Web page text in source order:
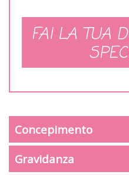
FAI LA TUA
Concepimento
Gravidanza